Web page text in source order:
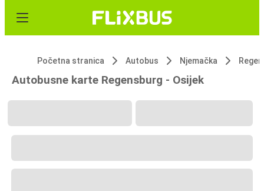
Početna stranica Autobus Njemačka
Autobusne karte Regensburg - Osijek